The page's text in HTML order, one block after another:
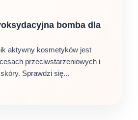
bomba dla
aktywny kosmetyków jest
przeciwstarzeniowych i
Sprawdzi się...